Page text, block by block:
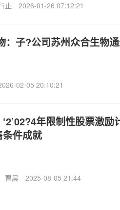
止 2026-01-26 07:12:21
：子?公司苏州众合生物
02-05 20:10:21
年限制性股票激
件成就
曹晨 2025-08-05 21:44